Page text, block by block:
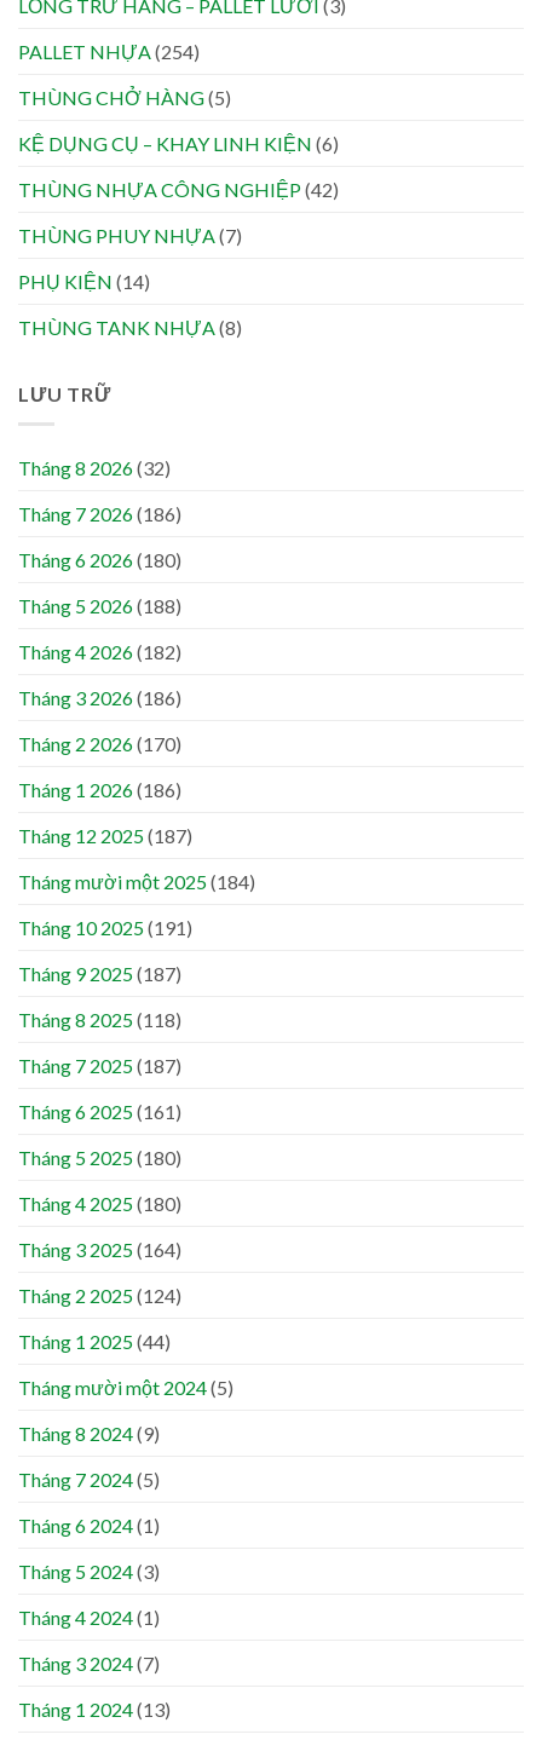
LỒNG TRỮ HÀNG – PALLET LƯỚI (3)
PALLET NHỰA(254)
THÙNG CHỞ HÀNG(5)
KỆ DỤNG CỤ – KHAY LINH KIỆN (6)
THÙNG NHỰA CÔNG NGHIỆP(42)
THÙNG PHUY NHỰA(7)
PHỤ KIỆN (14)
THÙNG TANK NHỰA(8)
LƯU TRỮ
Tháng 8 2026(32)
Tháng 7 2026(186)
Tháng 6 2026(180)
Tháng 5 2026(188)
Tháng 4 2026(182)
Tháng 3 2026(186)
Tháng 2 2026(170)
Tháng 1 2026(186)
Tháng 12 2025(187)
Tháng mười một 2025(184)
Tháng 10 2025(191)
Tháng 9 2025(187)
Tháng 8 2025(118)
Tháng 7 2025(187)
Tháng 6 2025(161)
Tháng 5 2025(180)
Tháng 4 2025(180)
Tháng 3 2025(164)
Tháng 2 2025(124)
Tháng 1 2025(44)
Tháng mười một 2024(5)
Tháng 8 2024(9)
Tháng 7 2024(5)
Tháng 6 2024(1)
Tháng 5 2024(3)
Tháng 4 2024(1)
Tháng 3 2024(7)
Tháng 1 2024(13)